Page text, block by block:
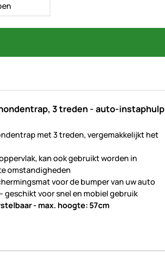
3 treden - auto-instaphulp
met 3 treden, vergemakkelijkt het
kan ook gebruikt worden in
omstandigheden
voor de bumper van uw auto
geschikt voor snel en mobiel gebruik
- max. hoogte: 57cm